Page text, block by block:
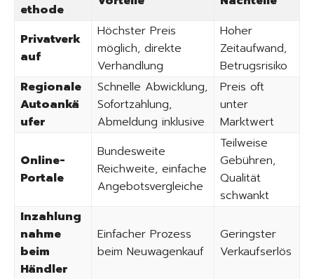
ethode
Privatverk
auf
Höchster Preis
möglich, direkte
Verhandlung
Hoher
Zeitaufwand,
Betrugsrisiko
Regionale
Autoankä
ufer
Schnelle Abwicklung,
Sofortzahlung,
Abmeldung inklusive
Preis oft
unter
Marktwert
Online-
Portale
Bundesweite
Reichweite, einfache
Angebotsvergleiche
Teilweise
Gebühren,
Qualität
schwankt
Inzahlung
nahme
beim
Händler
Einfacher Prozess
beim Neuwagenkauf
Geringster
Verkaufserlös